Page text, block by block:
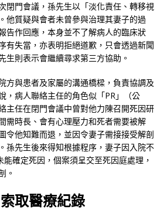
閉門會議，孫先生以「淡化責任、轉移視
他質疑與會者未曾參與治理其妻子的過
告作回應，本身並不了解病人的臨床狀
有失當，亦表明拒絕道歉，只會透過新聞
生則表示會繼續尋求第三方協助。
方與患者及家屬的溝通橋樑，負責協調及
，病人聯絡主任的角色似「PR」（公
主任在閉門會議中曾對他力陳召開死因研
需時長、會有心理壓力和死者需要被解
令他知難而退，並因令妻子需接接受解剖
孫先生後來得知根據程序，妻子因入院不
確定死因，個案須呈交至死因庭處理，
。
取醫療紀錄